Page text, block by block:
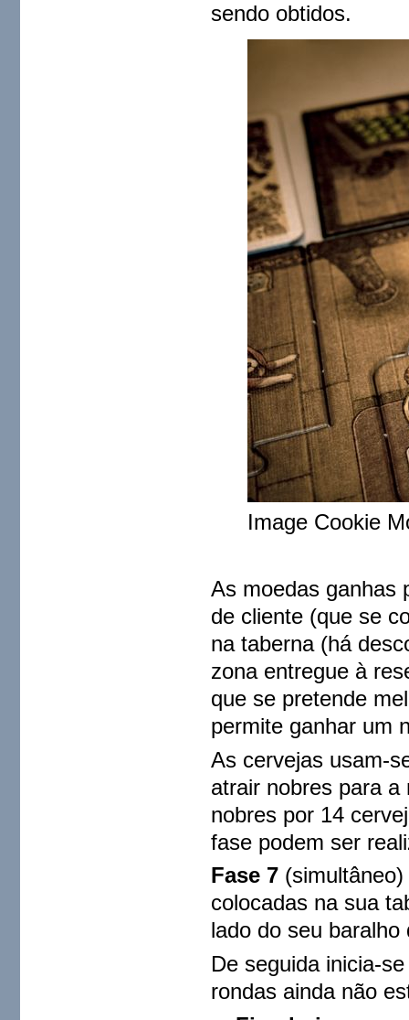
sendo obtidos.
Image Cookie
As moedas ganhas
de cliente (que se
na taberna (há
zona entregue à
que se pretende
permite ganhar um
As cervejas usam-
atrair nobres para
nobres por 14
fase podem ser
Fase 7
colocadas na sua
lado do seu baralho
De seguida inicia-
rondas ainda não